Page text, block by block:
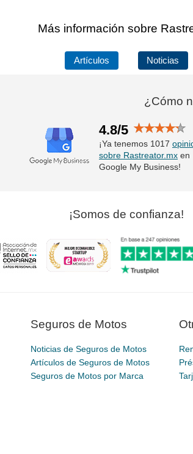
Más información sobre
Artículos Noticias
¿Cómo
4.8/5
¡Ya tenemos 1017
sobre Rastreator.mxen
Google My Business!
¡Somos de confianza!
Seguros de Motos
Noticias de Seguros de Motos
Artículos de Seguros de Motos
Seguros de Motos por Marca